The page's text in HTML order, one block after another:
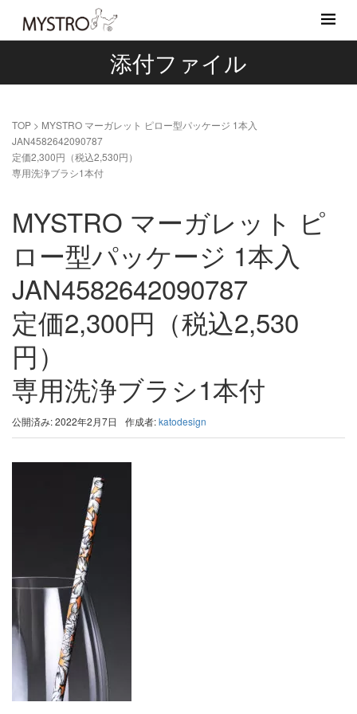
添付ファイル
TOP > MYSTRO マーガレット ピロー型パッケージ 1本入
JAN4582642090787
定価2,300円（税込2,530円）
専用洗浄ブラシ1本付
MYSTRO マーガレット ピ
ロー型パッケージ 1本入
JAN4582642090787
定価2,300円（税込2,530
円）
専用洗浄ブラシ1本付
公開済み: 2022年2月7日 作成者:katodesign